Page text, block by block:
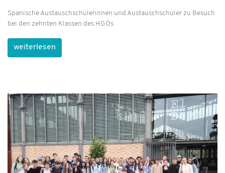
Spanische Austauschschülerinnen und Austauschschüler zu Besuch
bei den zehnten Klassen des HGÖs
weiterlesen